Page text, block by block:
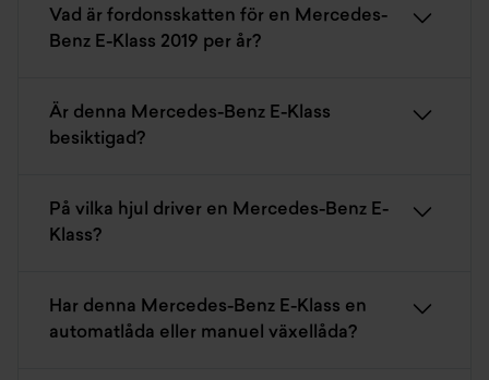
Vad är fordonsskatten för en Mercedes-
Benz E-Klass 2019 per år?
Är denna Mercedes-Benz E-Klass
besiktigad?
På vilka hjul driver en Mercedes-Benz E-
Klass?
Har denna Mercedes-Benz E-Klass en
automatlåda eller manuel växellåda?